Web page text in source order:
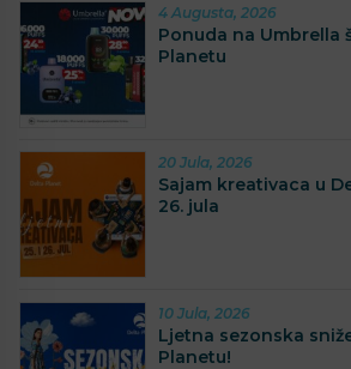
4 Augusta, 2026
Ponuda na Umbrella
Planetu
20 Jula, 2026
Sajam kreativaca u
26. jula
10 Jula, 2026
Ljetna sezonska
Planetu!